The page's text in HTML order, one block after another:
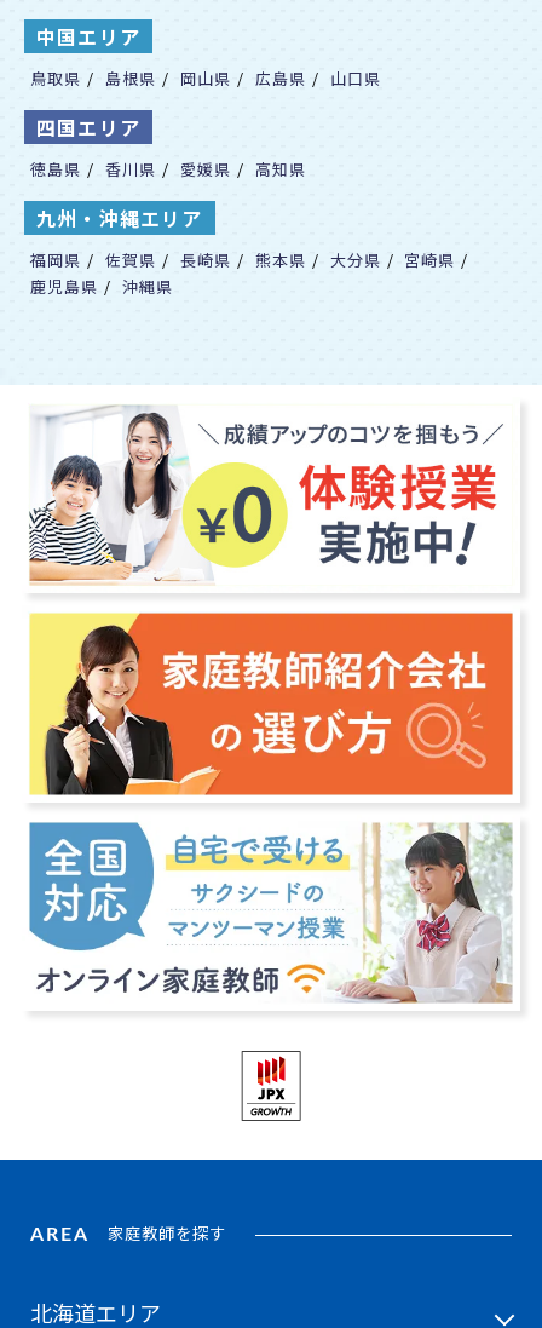
渋谷教育学園渋谷
城西大学付属川越
淳心学院
実践学園
実践女子学園
女子学院
城北
東京都市大学付属
豊島岡女子学園
桐朋
東邦大学付属東邦
桐蔭学園
東海大学付属相模
桐光学園
東洋英和女学院
帝塚山学院泉ヶ丘
東大寺学園
東海
東京農業大学第一
高輪
高槻
中国エリア
鳥取県 / 島根県 / 岡山県 / 広島県 / 山口県
四国エリア
徳島県 / 香川県 / 愛媛県 / 高知県
九州・沖縄エリア
福岡県 / 佐賀県 / 長崎県 / 熊本県 / 大分県 / 宮崎県 /
鹿児島県 / 沖縄県
AREA 家庭教師を探す
北海道エリア